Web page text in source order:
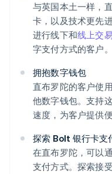
与英国本土一样，
卡，以及技术更先
进行线下和线上交易
字支付方式的客户。
拥抱数字钱包
直布罗陀的客户使用
他数字钱包。支持
速度，为客户提供便
探索 Bolt 银行卡支
在直布罗陀，可以
支付方式。探索接